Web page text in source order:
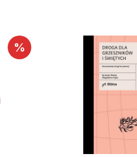
%